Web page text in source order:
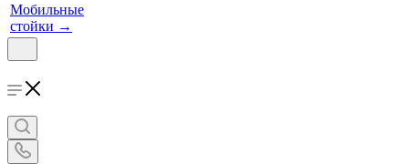
Мобильные
стойки →